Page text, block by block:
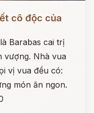
cô độc của
Barabas cai trị
vượng. Nhà vua
vị vua đều có:
món ăn ngon.